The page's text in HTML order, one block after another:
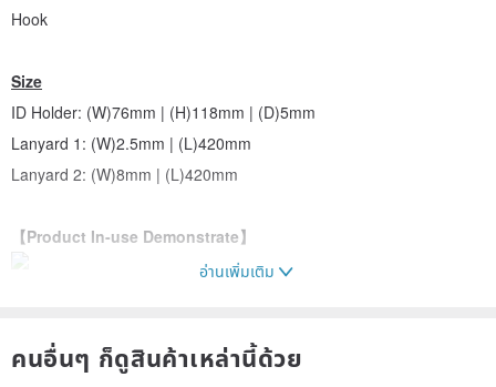
Hook
Size
ID Holder: (W)76mm | (H)118mm | (D)5mm
Lanyard 1: (W)2.5mm | (L)420mm
Lanyard 2: (W)8mm | (L)420mm
【Product In-use Demonstrate】
【Leather】
อ่านเพิ่มเติม
คนอื่นๆ ก็ดูสินค้าเหล่านี้ด้วย